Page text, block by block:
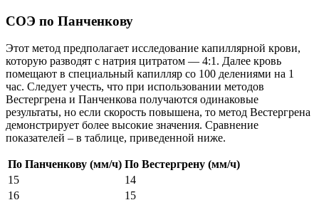
СОЭ по Панченкову
Этот метод предполагает исследование капиллярной крови,
которую разводят с натрия цитратом — 4:1. Далее кровь
помещают в специальный капилляр со 100 делениями на 1
час. Следует учесть, что при использовании методов
Вестергрена и Панченкова получаются одинаковые
результаты, но если скорость повышена, то метод Вестергрена
демонстрирует более высокие значения. Сравнение
показателей – в таблице, приведенной ниже.
По Панченкову (мм/ч) По Вестергрену (мм/ч)
15
14
16
15